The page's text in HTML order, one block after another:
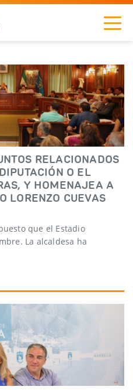
RELACIONADOS
O EL
Y HOMENAJEA A
LORENZO CUEVAS
que el Estadio
La alcaldesa ha